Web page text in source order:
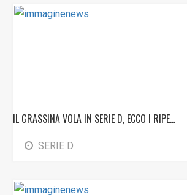
IL GRASSINA VOLA IN SERIE D, ECCO I RIPE...
SERIE D